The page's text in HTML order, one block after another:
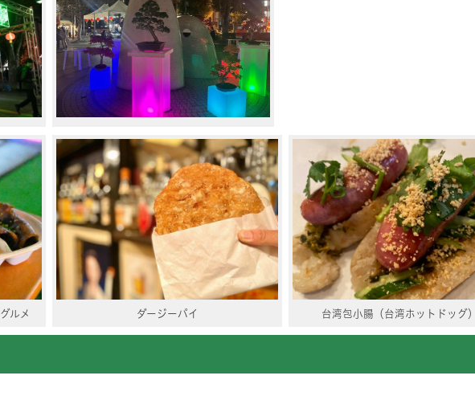
ルメ ダージーパイ 台湾包小腸（台湾ホットドッグ）